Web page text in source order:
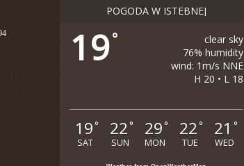
POGODA W ISTEBNEJ
19°
clear sky
76% humidity
wind: 1m/s NNE
H 20 • L 18
19 °
SAT
22 °
SUN
29 °
MON
22 °
TUE
21 °
WED